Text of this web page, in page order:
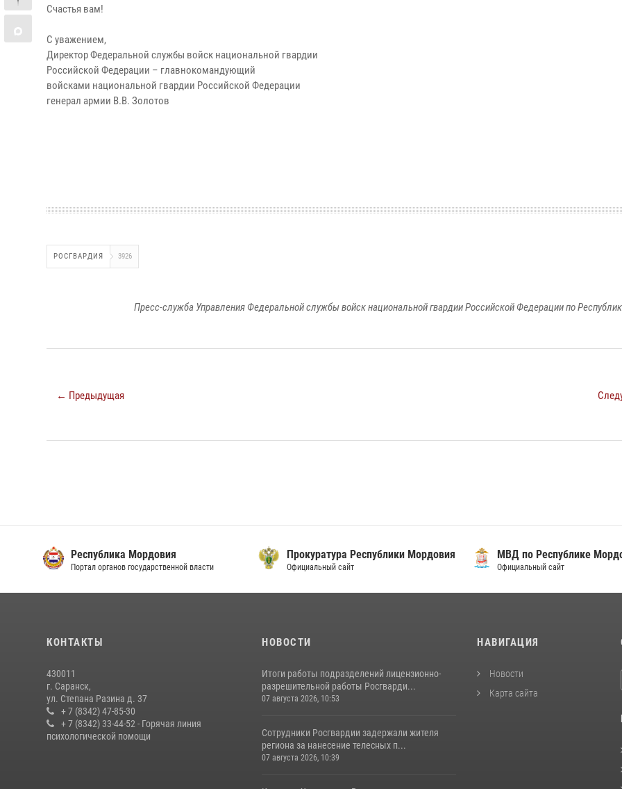
Счастья вам!
С уважением,
Директор Федеральной службы войск национальной гвардии
Российской Федерации – главнокомандующий
войсками национальной гвардии Российской Федерации
генерал армии В.В. Золотов
РОСГВАРДИЯ 3926
Пресс-служба Управления Федеральной службы войск национальной гвардии Российской Федерации по
← Предыдущая
Республика Мордовия
Портал органов государственной власти
Прокуратура Республики Мордовия
Официальный сайт
МВД по Республике
Официальный сайт
КОНТАКТЫ
430011
г. Саранск,
ул. Степана Разина д. 37
+ 7 (8342) 47-85-30
+ 7 (8342) 33-44-52 - Горячая линия
психологической помощи
НОВОСТИ
Итоги работы подразделений лицензионно-
разрешительной работы Росгварди...
07 августа 2026, 10:53
Сотрудники Росгвардии задержали жителя
региона за нанесение телесных п...
07 августа 2026, 10:39
НАВИГАЦИЯ
Новости
Карта сайта